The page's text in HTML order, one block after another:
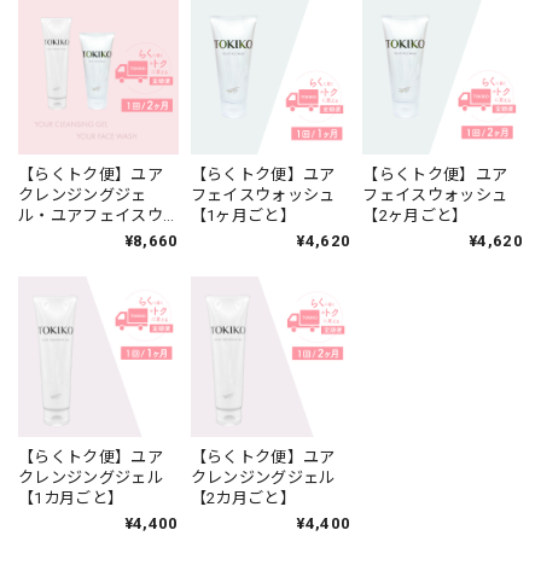
【らくトク便】ユア
クレンジングジェ
ル・ユアフェイスウ
ォッシュのセット【2
¥8,660
【らくトク便】ユア
フェイスウォッシュ
【1ヶ月ごと】
¥4,620
【らくトク便】ユア
フェイスウォッシュ
【2ヶ月ごと】
¥4,620
【らくトク便】ユア
クレンジングジェル
【1カ月ごと】
¥4,400
【らくトク便】ユア
クレンジングジェル
【2カ月ごと】
¥4,400